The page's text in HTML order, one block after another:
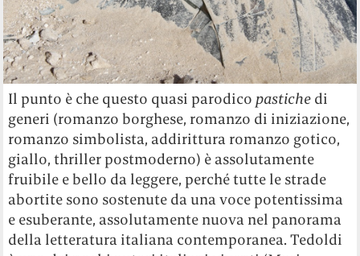
Il punto è che questo quasi parodico pastiche di
generi (romanzo borghese, romanzo di iniziazione,
romanzo simbolista, addirittura romanzo gotico,
giallo, thriller postmoderno) è assolutamente
fruibile e bello da leggere, perché tutte le strade
abortite sono sostenute da una voce potentissima
e esuberante, assolutamente nuova nel panorama
della letteratura italiana contemporanea. Tedoldi